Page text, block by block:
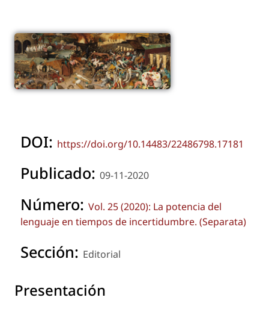
DOI: https://doi.org/10.14483/22486798.17181
Publicado: 09-11-2020
Número: Vol. 25 (2020): La potencia del
lenguaje en tiempos de incertidumbre. (Separata)
Sección: Editorial
Presentación